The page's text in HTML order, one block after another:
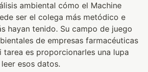
ambiental cómo el Machine
ser el colega más metódico e
hayan tenido. Su campo de juego
de empresas farmacéuticas
tarea es proporcionarles una lupa
esos datos.